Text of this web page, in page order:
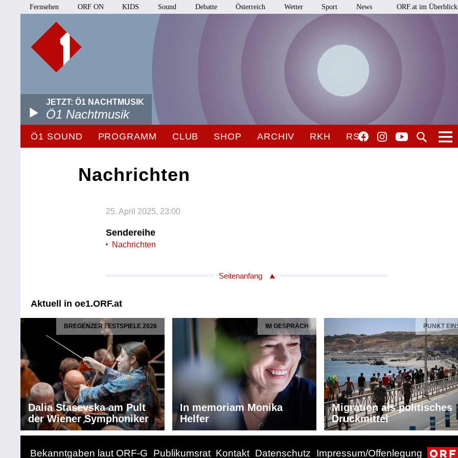
Fernsehen ORF ON KIDS Sound Debatte Österreich Wetter Sport News ORF.at im Überblick
JETZT: Ö1 NACHTMUSIK
Ö1 Nachtmusik
Ö1 SOUND PROGRAMM CLUB SHOP ARCHIV RKH RSO
Nachrichten
25. April 2025, 23:00
Sendereihe
Nachrichten
Seitenanfang
Aktuell in oe1.ORF.at
BREGENZER FESTSPIELE 2026
Dalia Stasevska am Pult
der Wiener Symphoniker
IM GESPRÄCH
In memoriam Monika
Helfer
PUNKT
Migration als politisches
Druckmittel
Bekanntgaben laut ORF-G Publikumsrat Kontakt Datenschutz Impressum/Offenlegung